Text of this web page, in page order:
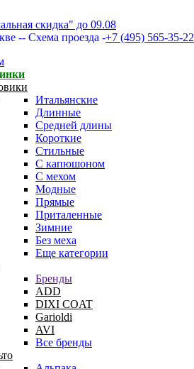
скидка" до 09.08
-- Схема проезда -+7 (495) 565-35-22
Итальянские
Длинные
Средней длины
Короткие
Стильные
С капюшоном
С мехом
Модные
Прямые
Приталенные
Зимние
Без меха
Еще категории
Бренды
ADD
DIXI COAT
Garioldi
AVI
Все бренды